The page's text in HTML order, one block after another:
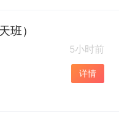
班）
5小时前
详情